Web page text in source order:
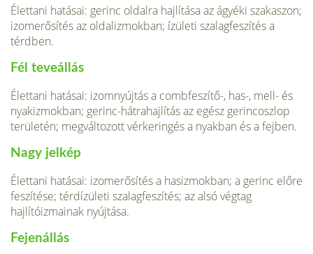
Élettani hatásai: gerinc oldalra hajlítása az ágyéki szakaszon;
izomerősítés az oldalizmokban; ízületi szalagfeszítés a
térdben.
Fél teveállás
Élettani hatásai: izomnyújtás a combfeszítő-, has-, mell- és
nyakizmokban; gerinc-hátrahajlítás az egész gerincoszlop
területén; megváltozott vérkeringés a nyakban és a fejben.
Nagy jelkép
Élettani hatásai: izomerősítés a hasizmokban; a gerinc előre
feszítése; térdízületi szalagfeszítés; az alsó végtag
hajlítóizmainak nyújtása.
Fejenállás